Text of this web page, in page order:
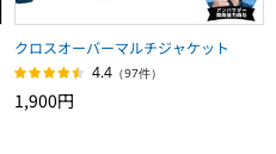
クロスオーバーマルチジャケット
4.4 （97件）
1,900円